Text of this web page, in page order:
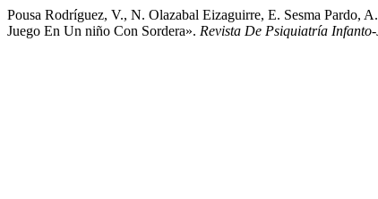
Pousa Rodríguez, V., N. Olazabal Eizaguirre, E. Sesma Pardo,
Juego En Un niño Con Sordera». Revista De Psiquiatría